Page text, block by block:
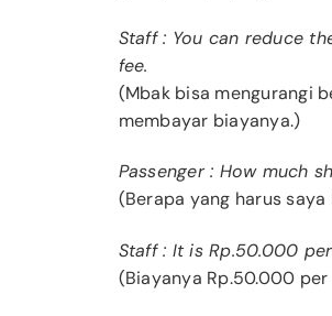
Staff : You can reduce
fee.
(Mbak bisa mengurangi
membayar biayanya.)
Passenger : How much
(Berapa yang harus
Staff : It is Rp.50.000
(Biayanya Rp.50.000